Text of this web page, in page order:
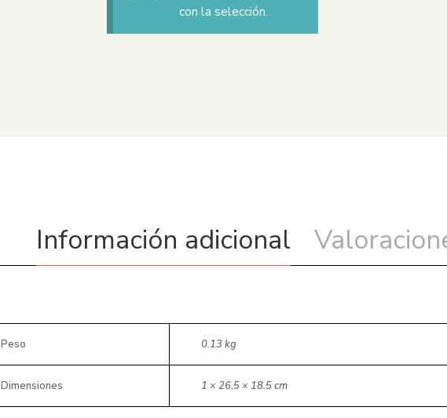
con la selección.
Información adicional
Peso 0.13 kg
Dimensiones 1 × 26.5 × 18.5 cm